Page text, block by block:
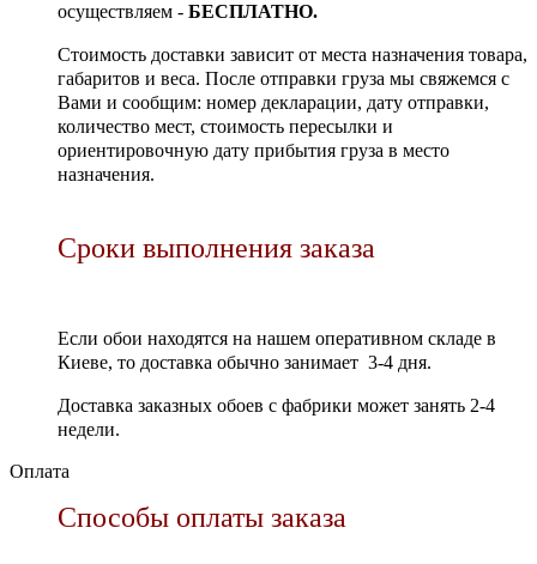
осуществляем - БЕСПЛАТНО.
Стоимость доставки зависит от места назначения товара,
габаритов и веса. После отправки груза мы свяжемся с
Вами и сообщим: номер декларации, дату отправки,
количество мест, стоимость пересылки и
ориентировочную дату прибытия груза в место
назначения.
Сроки выполнения заказа
Если обои находятся на нашем оперативном складе в
Киеве, то доставка обычно занимает 3-4 дня.
Доставка заказных обоев с фабрики может занять 2-4
недели.
Оплата
Способы оплаты заказа